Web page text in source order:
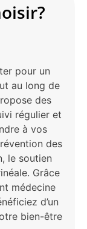
pour un
au long de
des
régulier et
à vos
des
le soutien
Grâce
médecine
d’un
bien-être